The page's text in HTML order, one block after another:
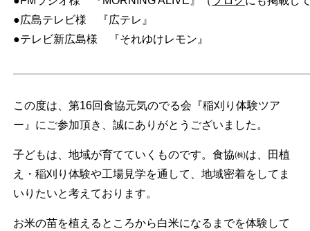
●広島テレビ様 『広テレ』
●テレビ新広島様 『それゆけレモン』
この度は、第16回食協元気のでる会『稲刈り体験ツア
ー』にご参加頂き、誠にありがとうございました。
子どもは、地域が育てていくものです。食協㈱は、田植
え・稲刈り体験や工場見学を通して、地域密着をしてま
いりたいと考えております。
お米の苗を植えるところから白米になるまでを体験して